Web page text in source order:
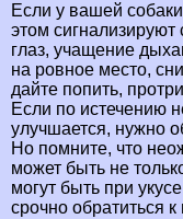
Если у вашей
этом сигнализируют
глаз, учащение
на ровное место,
дайте попить,
Если по истечению
улучшается, нужно
Но помните, что
может быть не
могут быть при
срочно обратиться к